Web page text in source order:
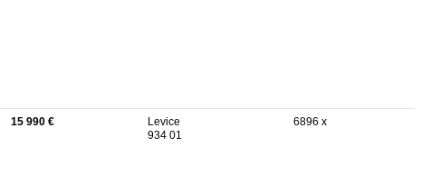
15 990 €
Levice
934 01
6896 x